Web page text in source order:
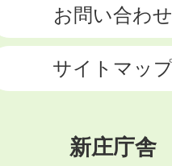
お問い合わせ
サイトマッ
新庄庁舎